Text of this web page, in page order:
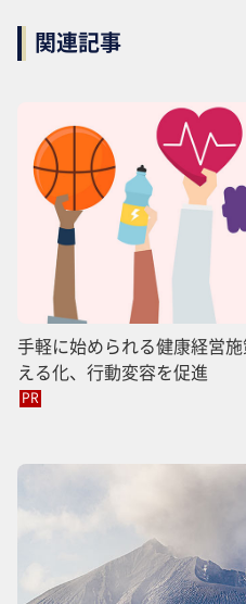
関連記事
手軽に始められる健康経営
える化、行動変容を促進
PR